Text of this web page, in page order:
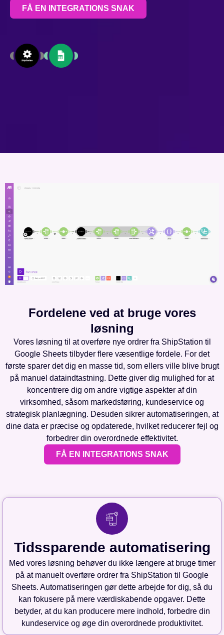
FÅ EN INTEGRATIONS SNAK
Fordelene ved at bruge vores
løsning
Vores løsning til at overføre nye ordrer fra ShipStation til
Google Sheets tilbyder flere væsentlige fordele. For det
første sparer det dig en masse tid, som ellers ville blive brugt
på manuel dataindtastning. Dette giver dig mulighed for at
koncentrere dig om andre vigtige aspekter af din
virksomhed, såsom markedsføring, kundeservice og
strategisk planlægning. Desuden sikrer automatiseringen, at
dine data er præcise og opdaterede, hvilket reducerer fejl og
forbedrer din overordnede effektivitet.
FÅ EN INTEGRATIONS SNAK
Tidssparende automatisering
Med vores løsning behøver du ikke længere at bruge timer
på at manuelt overføre ordrer fra ShipStation til Google
Sheets. Automatiseringen gør dette arbejde for dig, så du
kan fokusere på mere værdiskabende opgaver. Dette
betyder, at du kan producere mere indhold, forbedre din
kundeservice og øge din overordnede produktivitet.